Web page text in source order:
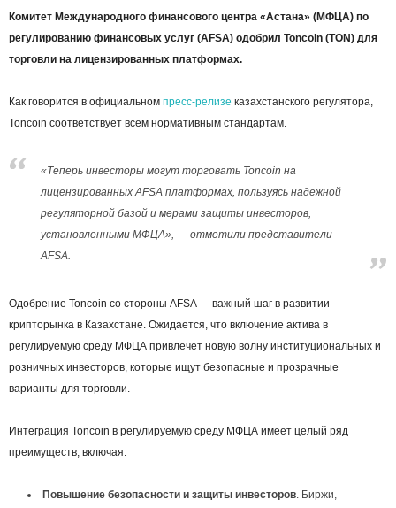
Комитет Международного финансового центра «Астана» (МФЦА) по
регулированию финансовых услуг (AFSA) одобрил Toncoin (TON) для
торговли на лицензированных платформах.
Как говорится в официальном пресс-релизе казахстанского регулятора,
Toncoin соответствует всем нормативным стандартам.
«Теперь инвесторы могут торговать Toncoin на
лицензированных AFSA платформах, пользуясь надежной
регуляторной базой и мерами защиты инвесторов,
установленными МФЦА», — отметили представители
AFSA.
Одобрение Toncoin со стороны AFSA — важный шаг в развитии
крипторынка в Казахстане. Ожидается, что включение актива в
регулируемую среду МФЦА привлечет новую волну институциональных и
розничных инвесторов, которые ищут безопасные и прозрачные
варианты для торговли.
Интеграция Toncoin в регулируемую среду МФЦА имеет целый ряд
преимуществ, включая:
Повышение безопасности и защиты инвесторов . Биржи,